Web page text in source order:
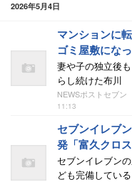
2026年5月4日
マンションに
ゴミ屋敷にな
妻や子の独立後
らし続けた布川
NEWSポストセブン
11:13
セブンイレブ
発「富久クロス
セブンイレブン
ども完備している